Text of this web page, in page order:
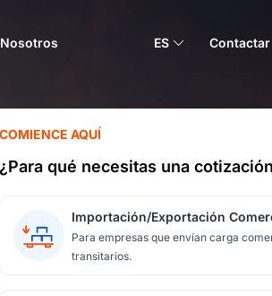
ES Contactar
COMIENCE AQUÍ
¿Para qué necesitas una
Importación/Exportación
Para empresas que envían carga
transitarios.